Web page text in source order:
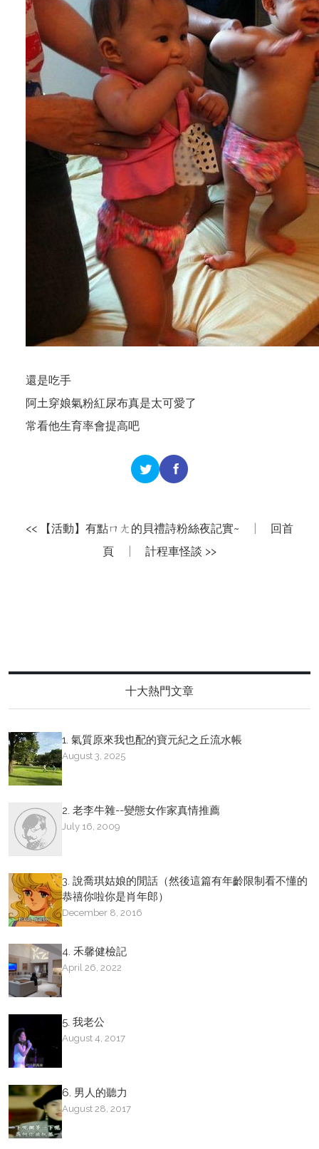
還是吃手
阿土穿娘氣粉紅尿布真是太可愛了
常看他生育率會提高吧
<< 【活動】有點ㄇㄤ的貝禮詩粉絲夜記實~
回首
頁
計程車怪談 >>
十大熱門文章
1. 氣質原來我也配的寶元紀之丘流水帳
August 3, 2025
2. 老李牛雜--變態女作家真情推薦
July 16, 2009
3. 說喬琪姑娘的閒話（然後這篇有年齡限制看不懂的
恭禧你啦你是肖年郎）
December 8, 2016
4. 禾馨健檢記
April 26, 2022
5. 我老公
August 4, 2017
6. 男人的聽力
August 28, 2017